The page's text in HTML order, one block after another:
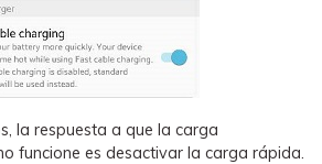
la respuesta a que la carga
funcione es desactivar la carga rápida.